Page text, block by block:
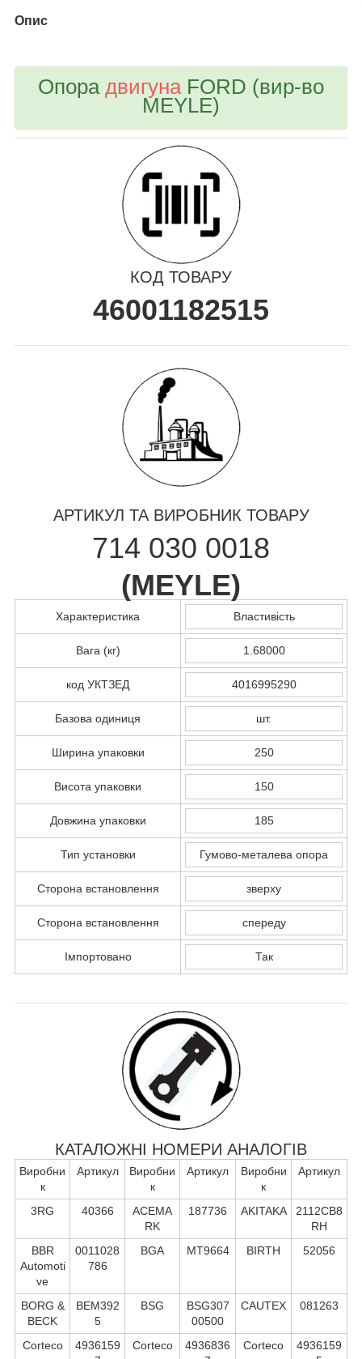
Опис
Опора двигунаFORD (вир-во
MEYLE)
КОД ТОВАРУ
46001182515
АРТИКУЛ ТА ВИРОБНИК ТОВАРУ
714 030 0018
(MEYLE)
Характеристика Властивість
Вага (кг) 1.68000
код УКТЗЕД 4016995290
Базова одиниця шт.
Ширина упаковки 250
Висота упаковки 150
Довжина упаковки 185
Тип установки Гумово-металева опора
Сторона встановлення зверху
Сторона встановлення спереду
Імпортовано Так
КАТАЛОЖНІ НОМЕРИ АНАЛОГІВ
Виробни
к
Артикул
Виробни
к
Артикул
Виробни
к
Артикул
3RG 40366
ACEMA
RK
187736 AKITAKA
2112CB8
RH
BBR
Automoti
ve
0011028
786
BGA MT9664 BIRTH 52056
BORG &
BECK
BEM392
5
BSG
BSG307
00500
CAUTEX 081263
Corteco
4936159
Corteco
4936836
Corteco
4936159